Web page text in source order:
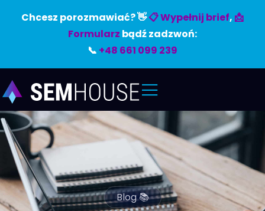
Chcesz porozmawiać? 👋📋 Wypełnij brief, 📩
Formularz bądź zadzwoń:
📞 +48 661 099 239
Blog 📚